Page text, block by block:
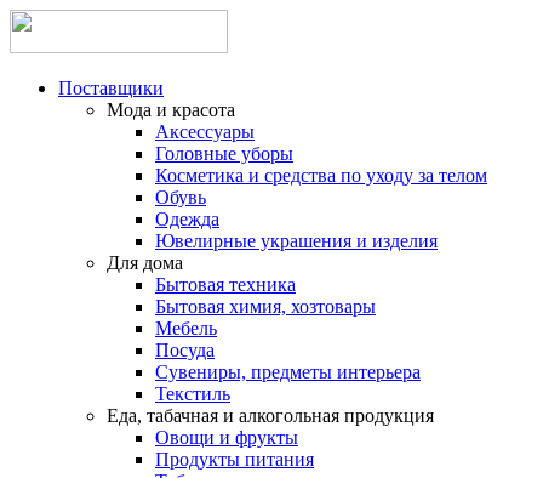
Поставщики
Мода и красота
Аксессуары
Головные уборы
Косметика и средства по уходу за телом
Обувь
Одежда
Ювелирные украшения и изделия
Для дома
Бытовая техника
Бытовая химия, хозтовары
Мебель
Посуда
Сувениры, предметы интерьера
Текстиль
Еда, табачная и алкогольная продукция
Овощи и фрукты
Продукты питания